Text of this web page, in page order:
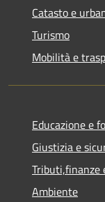
Catasto e
Turismo
Mobilità e
Educazione e
Giustizia e
Tributi,finanze
Ambiente